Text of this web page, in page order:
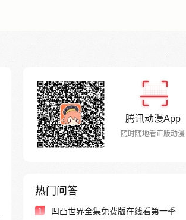
腾讯动漫App
随时随地看正版动漫
热门问答
1 凹凸世界全集免费版在线看第一季